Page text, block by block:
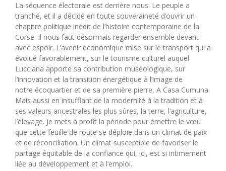
La séquence électorale est derrière nous. Le peuple a
tranché, et il a décidé en toute souveraineté d’ouvrir un
chapitre politique inédit de l’histoire contemporaine de la
Corse. Il nous faut désormais regarder ensemble devant
avec espoir. L’avenir économique mise sur le transport qui a
évolué favorablement, sur le tourisme culturel auquel
Lucciana apporte sa contribution muséologique, sur
l’innovation et la transition énergétique à l’image de
notre écoquartier et de sa première pierre, A Casa Cumuna.
Mais aussi en insufflant de la modernité à la tradition et à
ses valeurs ancestrales les plus sûres, la terre, l’agriculture,
l’élevage. Je mets à profit la période pour émettre le vœu
que cette feuille de route se déploie dans un climat de paix
et de réconciliation. Un climat susceptible de favoriser le
partage équitable de la confiance qui, ici, est si intimement
liée au développement et à l’emploi.